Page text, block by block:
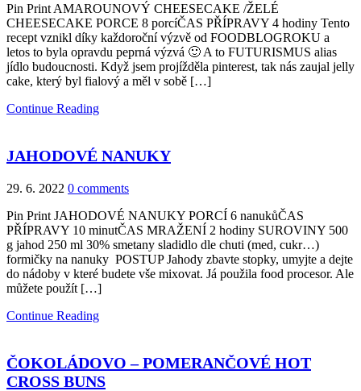
Pin Print AMAROUNOVÝ CHEESECAKE /ŽELÉ
CHEESECAKE PORCE 8 porcíČAS PŘÍPRAVY 4 hodiny Tento
recept vznikl díky každoroční výzvě od FOODBLOGROKU a
letos to byla opravdu peprná výzvá 🙂 A to FUTURISMUS alias
jídlo budoucnosti. Když jsem projížděla pinterest, tak nás zaujal jelly
cake, který byl fialový a měl v sobě […]
Continue Reading
JAHODOVÉ NANUKY
29. 6. 2022 0 comments
Pin Print JAHODOVÉ NANUKY PORCÍ 6 nanukůČAS
PŘÍPRAVY 10 minutČAS MRAŽENÍ 2 hodiny SUROVINY 500
g jahod 250 ml 30% smetany sladidlo dle chuti (med, cukr…)
formičky na nanuky POSTUP Jahody zbavte stopky, umyjte a dejte
do nádoby v které budete vše mixovat. Já použila food procesor. Ale
můžete použít […]
Continue Reading
ČOKOLÁDOVO – POMERANČOVÉ HOT
CROSS BUNS